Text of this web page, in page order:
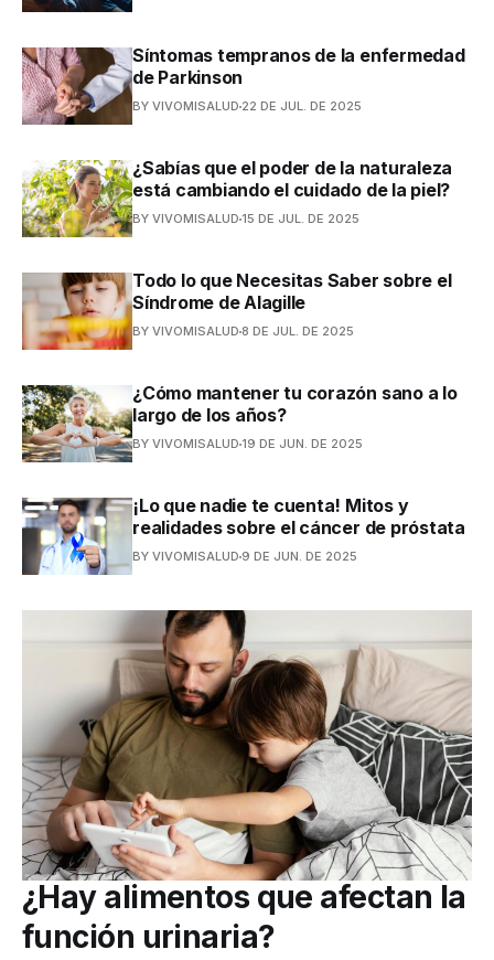
Síntomas tempranos de la enfermedad
de Parkinson
BY VIVOMISALUD 22 DE JUL. DE 2025
¿Sabías que el poder de la naturaleza
está cambiando el cuidado de la piel?
BY VIVOMISALUD 15 DE JUL. DE 2025
Todo lo que Necesitas Saber sobre el
Síndrome de Alagille
BY VIVOMISALUD 8 DE JUL. DE 2025
¿Cómo mantener tu corazón sano a lo
largo de los años?
BY VIVOMISALUD 19 DE JUN. DE 2025
¡Lo que nadie te cuenta! Mitos y
realidades sobre el cáncer de próstata
BY VIVOMISALUD 9 DE JUN. DE 2025
¿Hay alimentos que afectan la
función urinaria?